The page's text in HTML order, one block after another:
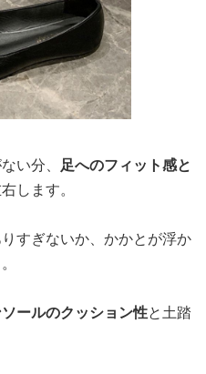
い分、 足へのフィット感と
します。
すぎないか、かかとが浮か
ールのクッション性と土踏